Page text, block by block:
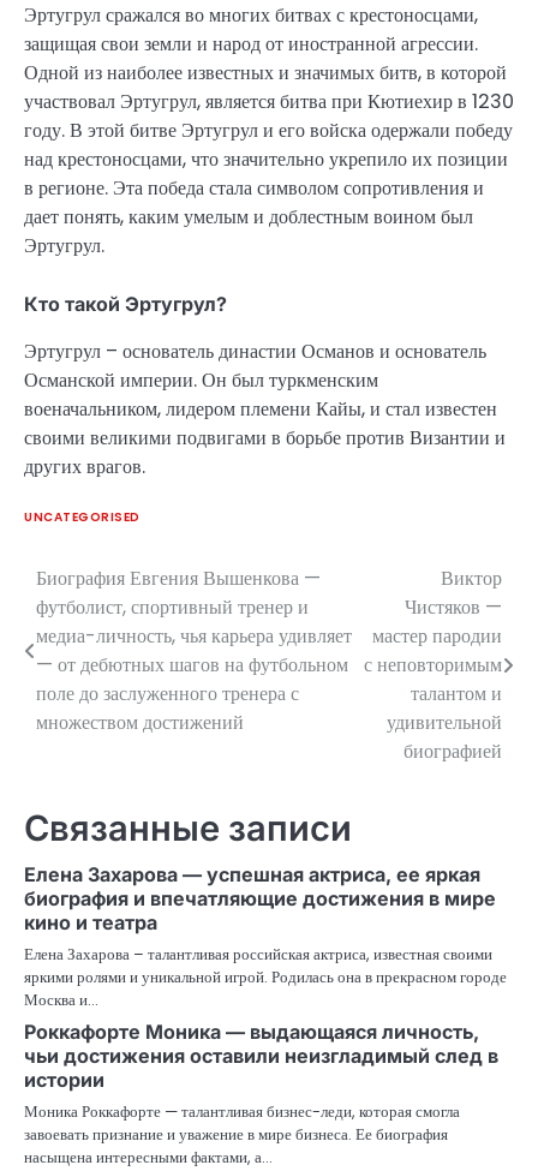
Эртугрул сражался во многих битвах с крестоносцами,
защищая свои земли и народ от иностранной агрессии.
Одной из наиболее известных и значимых битв, в которой
участвовал Эртугрул, является битва при Кютиехир в 1230
году. В этой битве Эртугрул и его войска одержали победу
над крестоносцами, что значительно укрепило их позиции
в регионе. Эта победа стала символом сопротивления и
дает понять, каким умелым и доблестным воином был
Эртугрул.
Кто такой Эртугрул?
Эртугрул – основатель династии Османов и основатель
Османской империи. Он был туркменским
военачальником, лидером племени Кайы, и стал известен
своими великими подвигами в борьбе против Византии и
других врагов.
UNCATEGORISED
Навигация
по
записям
Биография Евгения Вышенкова —
футболист, спортивный тренер и
медиа-личность, чья карьера удивляет
— от дебютных шагов на футбольном
поле до заслуженного тренера с
множеством достижений
Виктор
Чистяков —
мастер пародии
с неповторимым
талантом и
удивительной
биографией
Связанные записи
Елена Захарова — успешная актриса, ее яркая
биография и впечатляющие достижения в мире
кино и театра
Елена Захарова – талантливая российская актриса, известная своими
яркими ролями и уникальной игрой. Родилась она в прекрасном городе
Москва и…
Роккафорте Моника — выдающаяся личность,
чьи достижения оставили неизгладимый след в
истории
Моника Роккафорте — талантливая бизнес-леди, которая смогла
завоевать признание и уважение в мире бизнеса. Ее биография
насыщена интересными фактами, а…